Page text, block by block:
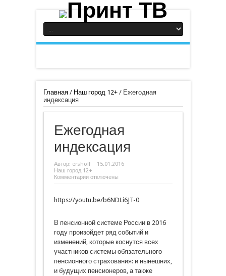
Главная/ Наш город 12+/ Ежегодная
индексация
Ежегодная
индексация
Автор: ershoff
15.01.2016
Наш город 12+
Комментариик
индексация
отключены
https://youtu.be/b6NDLi6JT-0
В пенсионной системе России в 2016
году произойдет ряд событий и
изменений, которые коснутся всех
участников системы обязательного
пенсионного страхования: и нынешних,
и будущих пенсионеров, а также